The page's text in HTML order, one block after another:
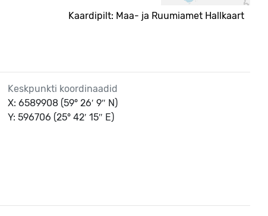
Kaardipilt: Maa- ja Ruumiamet Hallkaart
Keskpunkti koordinaadid
X: 6589908 (59° 26′ 9″ N)
Y: 596706 (25° 42′ 15″ E)